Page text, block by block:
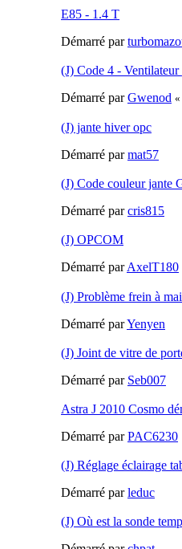
E85 - 1.4 T
Démarré par
(J) Code 4 -
Démarré parGwenod «
(J) jante hiver opc
Démarré parmat57
(J) Code couleur jante
Démarré parcris815
(J) OPCOM
Démarré parAxelT180
(J) Problème frein à
Démarré parYenyen
(J) Joint de vitre de
Démarré par Seb007
Astra J 2010 Cosmo
Démarré parPAC6230
(J) Réglage éclairage
Démarré parleduc
(J) Où est la sonde